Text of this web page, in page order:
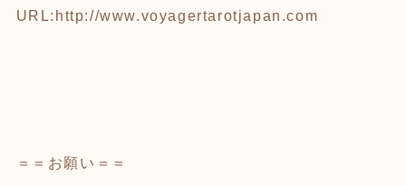
URL: http://www.voyagertarotjapan.com
＝＝お願い＝＝